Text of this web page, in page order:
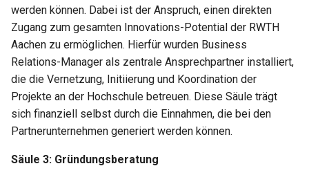
werden können. Dabei ist der Anspruch, einen direkten
Zugang zum gesamten Innovations-Potential der RWTH
Aachen zu ermöglichen. Hierfür wurden Business
Relations-Manager als zentrale Ansprechpartner installiert,
die die Vernetzung, Initiierung und Koordination der
Projekte an der Hochschule betreuen. Diese Säule trägt
sich finanziell selbst durch die Einnahmen, die bei den
Partnerunternehmen generiert werden können.
Säule 3: Gründungsberatung